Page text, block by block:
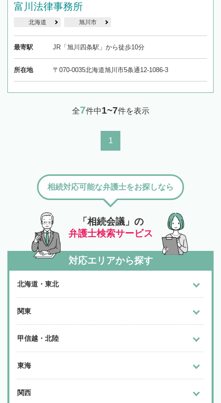
富川法律事務所
北海道 旭川市
最寄駅 JR「旭川四条駅」から徒歩10分
所在地 〒070-0035北海道旭川市5条通12-1086-3
全7件中1~7件を表示
1
「相続会議」の
弁護士検索サービス
相続対応可能な弁護士をお探しなら
対応エリアから探す
北海道・東北
関東
甲信越・北陸
東海
関西